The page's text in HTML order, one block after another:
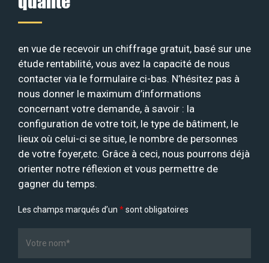
en vue de recevoir un chiffrage gratuit, basé sur une
étude rentabilité, vous avez la capacité de nous
contacter via le formulaire ci-bas. N’hésitez pas à
nous donner le maximum d’informations
concernant votre demande, à savoir : la
configuration de votre toit, le type de bâtiment, le
lieux où celui-ci se situe, le nombre de personnes
de votre foyer,etc. Grâce à ceci, nous pourrons déjà
orienter notre réflexion et vous permettre de
gagner du temps.
Les champs marqués d’un *sont obligatoires